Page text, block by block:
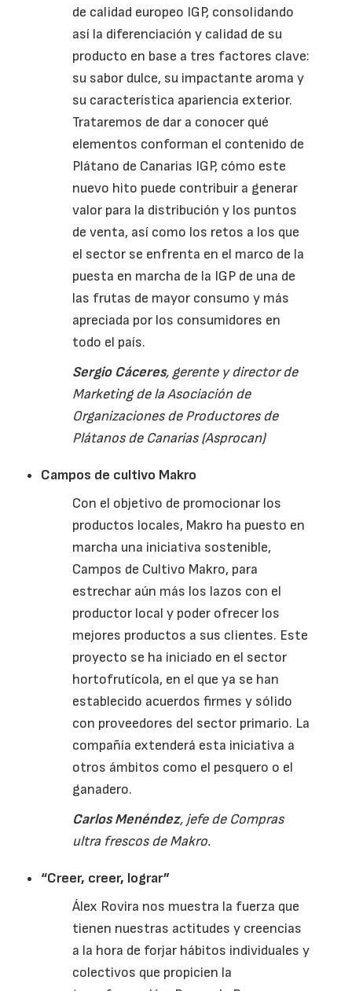
de calidad europeo IGP, consolidando
así la diferenciación y calidad de su
producto en base a tres factores clave:
su sabor dulce, su impactante aroma y
su característica apariencia exterior.
Trataremos de dar a conocer qué
elementos conforman el contenido de
Plátano de Canarias IGP, cómo este
nuevo hito puede contribuir a generar
valor para la distribución y los puntos
de venta, así como los retos a los que
el sector se enfrenta en el marco de la
puesta en marcha de la IGP de una de
las frutas de mayor consumo y más
apreciada por los consumidores en
todo el país.
Sergio Cáceres, gerente y director de
Marketingde la Asociación de
Organizaciones de Productores de
Plátanos de Canarias (Asprocan)
Campos de cultivo Makro
Con el objetivo de promocionar los
productos locales, Makro ha puesto en
marcha una iniciativa sostenible,
Campos de Cultivo Makro, para
estrechar aún más los lazos con el
productor local y poder ofrecer los
mejores productos a sus clientes. Este
proyecto se ha iniciado en el sector
hortofrutícola, en el que ya se han
establecido acuerdos firmes y sólido
con proveedores del sector primario. La
compañía extenderá esta iniciativa a
otros ámbitos como el pesquero o el
ganadero.
CarlosMenéndez, jefe de Compras
ultra frescos deMakro.
“Creer, creer, lograr”
Álex Rovira nos muestra la fuerza que
tienen nuestras actitudes y creencias
a la hora de forjar hábitos individuales y
colectivos que propicien la